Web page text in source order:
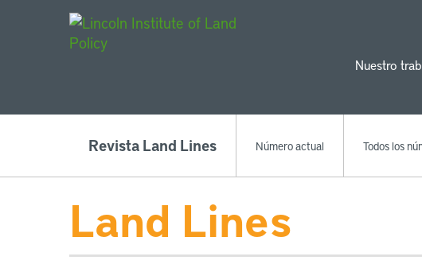
Nuestro
Revista Land Lines Número actual Todos los
Land Lines